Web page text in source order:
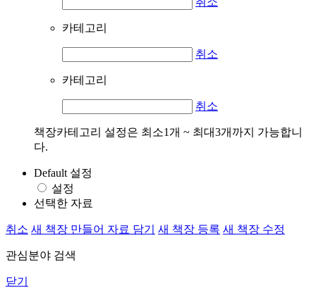
카테고리
취소
카테고리
취소
책장카테고리 설정은 최소1개 ~ 최대3개까지 가능합니
다.
Default 설정
설정
선택한 자료
취소 새 책장 만들어 자료 담기 새 책장 등록 새 책장 수정
관심분야 검색
닫기